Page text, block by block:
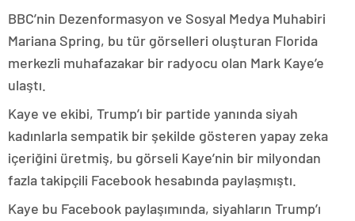
BBC’nin Dezenformasyon ve Sosyal Medya Muhabiri
Mariana Spring, bu tür görselleri oluşturan Florida
merkezli muhafazakar bir radyocu olan Mark Kaye’e
ulaştı.
Kaye ve ekibi, Trump’ı bir partide yanında siyah
kadınlarla sempatik bir şekilde gösteren yapay zeka
içeriğini üretmiş, bu görseli Kaye’nin bir milyondan
fazla takipçili Facebook hesabında paylaşmıştı.
Kaye bu Facebook paylaşımında, siyahların Trump’ı